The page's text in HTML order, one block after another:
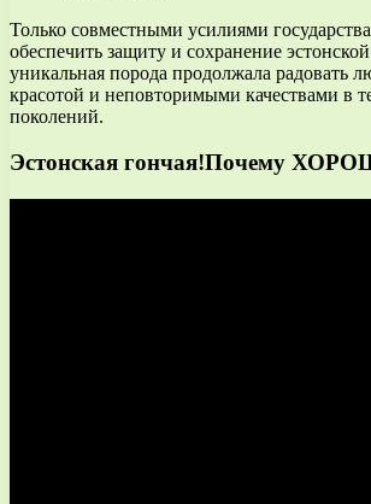
Только совместными усилиями
обеспечить защиту и сохранение
уникальная порода продолжала радовать
красотой и неповторимыми качествами в
поколений.
Эстонская гончая!Почему